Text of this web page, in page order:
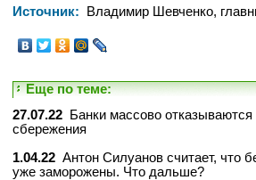
Источник: Владимир Шевченко,
Еще по теме:
27.07.22
Банки массово
сбережения
1.04.22 Антон Силуанов считает, что
уже заморожены. Что дальше?